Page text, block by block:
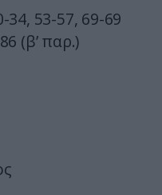
34, 53-57, 69-69
(β’ παρ.)